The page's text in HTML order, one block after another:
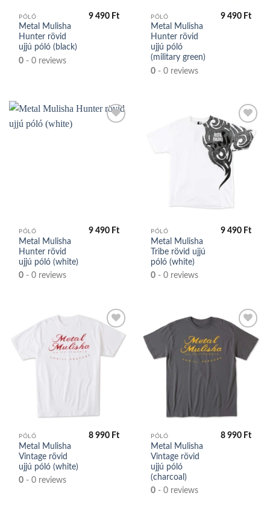
PÓLÓ
Metal Mulisha
Hunter rövid
ujjú póló (black)
0 - 0 reviews
9 490 Ft PÓLÓ
Metal Mulisha
Hunter rövid
ujjú póló
(military green)
0 - 0 reviews
9 490 Ft
PÓLÓ
Metal Mulisha
Hunter rövid
ujjú póló (white)
0 - 0 reviews
9 490 Ft
Kedvencek
PÓLÓ
Metal Mulisha
Tribe rövid ujjú
póló (white)
0 - 0 reviews
9 490 Ft
PÓLÓ
Metal Mulisha
Vintage rövid
ujjú póló (white)
0 - 0 reviews
8 990 Ft
Kedvencek
PÓLÓ
Metal Mulisha
Vintage rövid
ujjú póló
(charcoal)
0 - 0 reviews
8 990 Ft